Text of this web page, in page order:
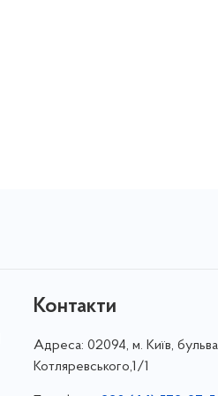
Контакти
Адреса: 02094, м. Київ,
Котляревського,1/1